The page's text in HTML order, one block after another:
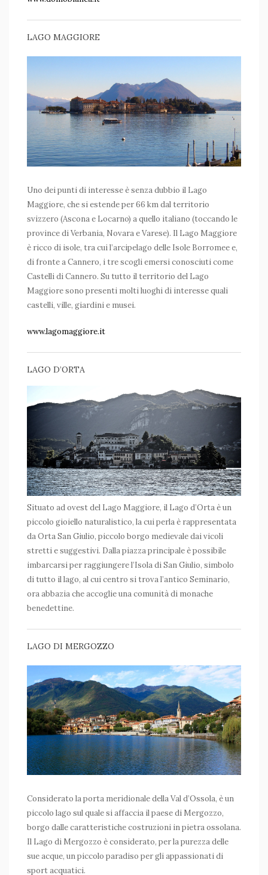
LAGO MAGGIORE
Uno dei punti di interesse è senza dubbio il Lago
Maggiore, che si estende per 66 km dal territorio
svizzero (Ascona e Locarno) a quello italiano (toccando le
province di Verbania, Novara e Varese). Il Lago Maggiore
è ricco di isole, tra cui l’arcipelago delle Isole Borromee e,
di fronte a Cannero, i tre scogli emersi conosciuti come
Castelli di Cannero. Su tutto il territorio del Lago
Maggiore sono presenti molti luoghi di interesse quali
castelli, ville, giardini e musei.
www.lagomaggiore.it
LAGO D’ORTA
Situato ad ovest del Lago Maggiore, il Lago d’Orta è un
piccolo gioiello naturalistico, la cui perla è rappresentata
da Orta San Giulio, piccolo borgo medievale dai vicoli
stretti e suggestivi. Dalla piazza principale è possibile
imbarcarsi per raggiungere l’Isola di San Giulio, simbolo
di tutto il lago, al cui centro si trova l’antico Seminario,
ora abbazia che accoglie una comunità di monache
benedettine.
LAGO DI MERGOZZO
Considerato la porta meridionale della Val d’Ossola, è un
piccolo lago sul quale si affaccia il paese di Mergozzo,
borgo dalle caratteristiche costruzioni in pietra ossolana.
Il Lago di Mergozzo è considerato, per la purezza delle
sue acque, un piccolo paradiso per gli appassionati di
sport acquatici.